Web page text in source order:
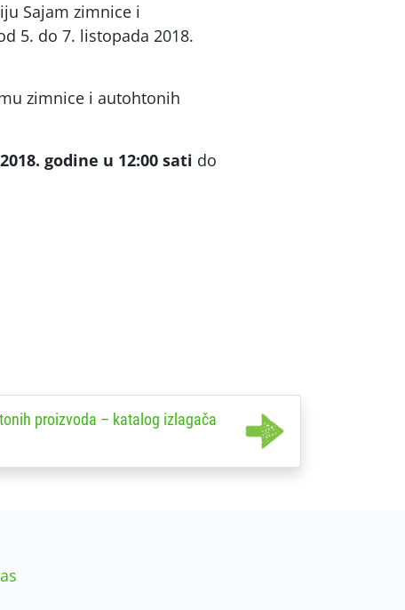
Sajam zimnice i
5. do 7. listopada 2018.
zimnice i autohtonih
godine u 12:00 sati do
proizvoda – katalog izlagača